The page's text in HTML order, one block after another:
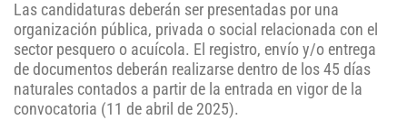
Las candidaturas deberán ser presentadas por una
organización pública, privada o social relacionada con el
sector pesquero o acuícola. El registro, envío y/o entrega
de documentos deberán realizarse dentro de los 45 días
naturales contados a partir de la entrada en vigor de la
convocatoria (11 de abril de 2025).